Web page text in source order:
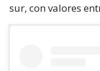
sur, con valores